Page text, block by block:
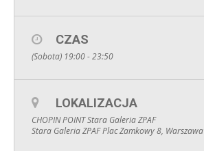
CZAS
(Sobota) 19:00 - 23:50
LOKALIZACJA
CHOPIN POINT Stara Galeria ZPAF
Stara Galeria ZPAF Plac Zamkowy 8, Warszawa